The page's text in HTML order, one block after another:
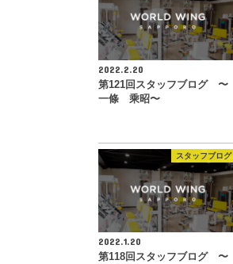
2022.2.20
第121回スタッフブログ 〜
一條 乘昭〜
スタッフブログ
2022.1.20
第118回スタッフブログ 〜